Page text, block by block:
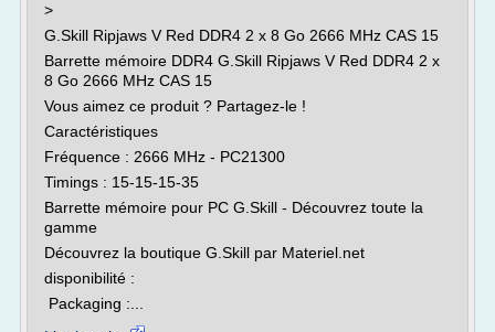
>
G.Skill Ripjaws V Red DDR4 2 x 8 Go 2666 MHz CAS 15
Barrette mémoire DDR4 G.Skill Ripjaws V Red DDR4 2 x
8 Go 2666 MHz CAS 15
Vous aimez ce produit ? Partagez-le !
Caractéristiques
Fréquence : 2666 MHz - PC21300
Timings : 15-15-15-35
Barrette mémoire pour PC G.Skill - Découvrez toute la
gamme
Découvrez la boutique G.Skill par Materiel.net
disponibilité :
Packaging :...